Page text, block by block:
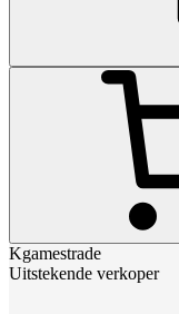
Kgamestrade
Uitstekende verkoper